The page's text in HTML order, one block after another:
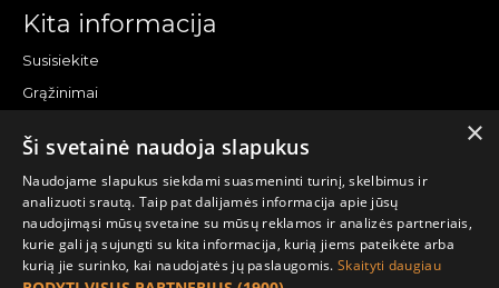
Kita informacija
Susisiekite
Grąžinimai
Pirkėjo paskyra
Mano paskyra
Užsakymai
Naujienlaiškiai
×
Ši svetainė naudoja slapukus
Naudojame slapukus siekdami suasmeninti turinį, skelbimus ir
analizuoti srautą. Taip pat dalijamės informacija apie jūsų
naudojimąsi mūsų svetaine su mūsų reklamos ir analizės partneriais,
kurie gali ją sujungti su kita informacija, kurią jiems pateikėte arba
kurią jie surinko, kai naudojatės jų paslaugomis.Skaityti daugiau